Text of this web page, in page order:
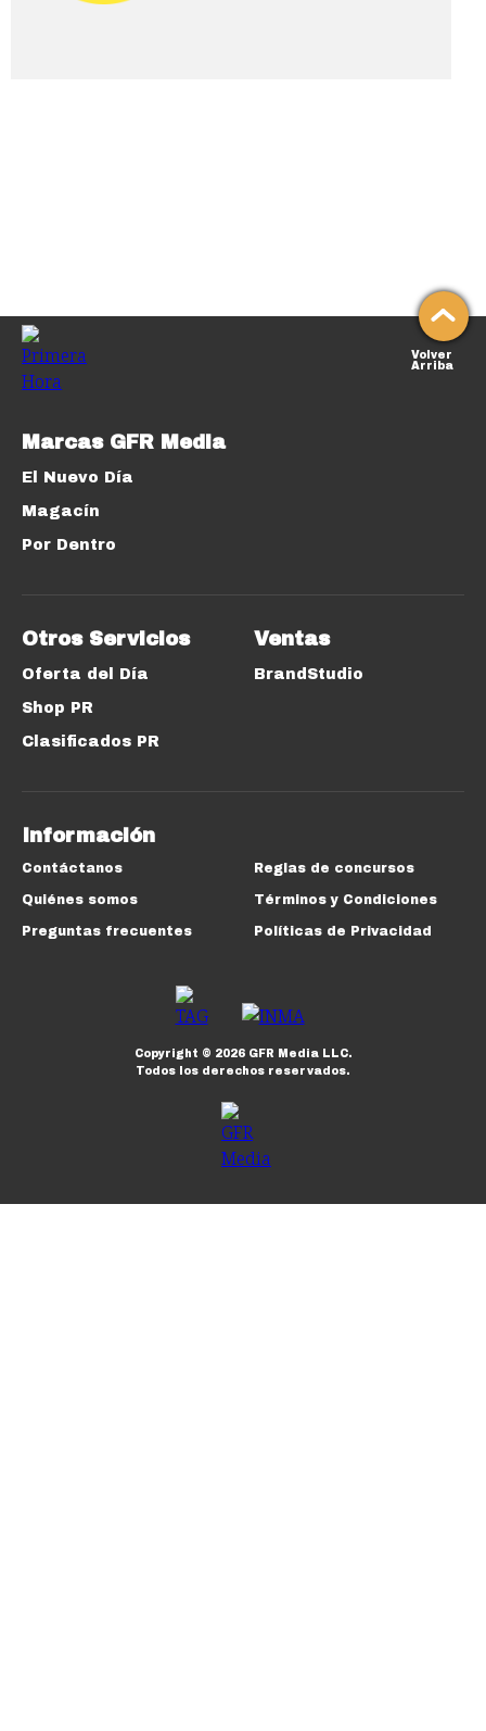
Volver
Arriba
Marcas GFR Media
El Nuevo Día
Magacín
Por Dentro
Otros Servicios
Oferta del Día
Shop PR
Clasificados PR
Ventas
BrandStudio
Información
Contáctanos
Quiénes somos
Preguntas frecuentes
Reglas de concursos
Términos y Condiciones
Políticas de Privacidad
Copyright © 2026GFR Media LLC.
Todos los derechos reservados.